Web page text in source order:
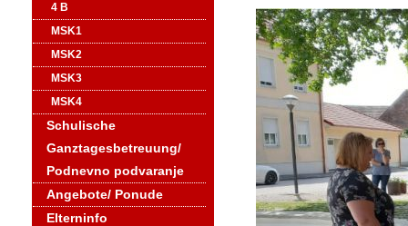
4 B
MSK1
MSK2
MSK3
MSK4
Schulische
Ganztagesbetreuung/
Podnevno podvaranje
Angebote/ Ponude
Elterninfo